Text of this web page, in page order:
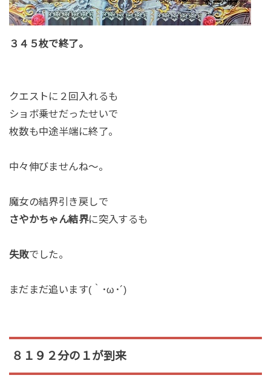
３４５枚で終了。
クエストに２回入れるも
ショボ乗せだったせいで
枚数も中途半端に終了。
中々伸びませんね～。
魔女の結界引き戻しで
さやかちゃん結界に突入するも
失敗でした。
まだまだ追います(｀･ω･´)
８１９２分の１が到来